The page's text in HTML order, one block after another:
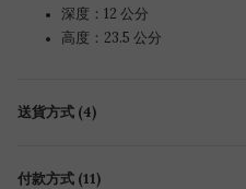
深度：12 公分
高度：23.5 公分
送貨方式 (4)
付款方式 (11)